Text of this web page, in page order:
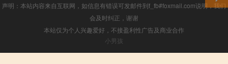
声明：本站内容来自互联网，如信息有错误可发邮件到f_fb#foxmail.com说明，我们
会及时纠正，谢谢
本站仅为个人兴趣爱好，不接盈利性广告及商业合作
小男孩